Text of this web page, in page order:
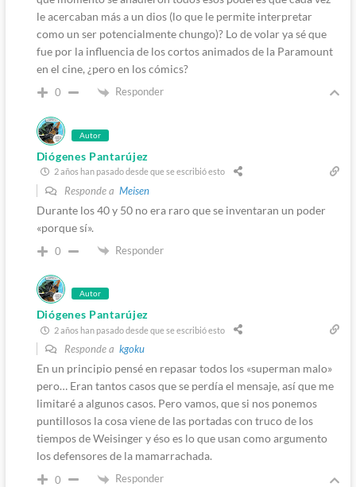
le acercaban más a un dios (lo que le permite interpretar
como un ser potencialmente chungo)? Lo de volar ya sé que
fue por la influencia de los cortos animados de la Paramount
en el cine, ¿pero en los cómics?
0 Responder
Autor
Diógenes Pantarújez
2 años han pasado desde que se escribió esto
Responde a Meisen
Durante los 40 y 50 no era raro que se inventaran un poder
«porque sí».
0 Responder
Autor
Diógenes Pantarújez
2 años han pasado desde que se escribió esto
Responde a kgoku
En un principio pensé en repasar todos los «superman malo»
pero… Eran tantos casos que se perdía el mensaje, así que me
limitaré a algunos casos. Pero vamos, que si nos ponemos
puntillosos la cosa viene de las portadas con truco de los
tiempos de Weisinger y éso es lo que usan como argumento
los defensores de la mamarrachada.
0 Responder